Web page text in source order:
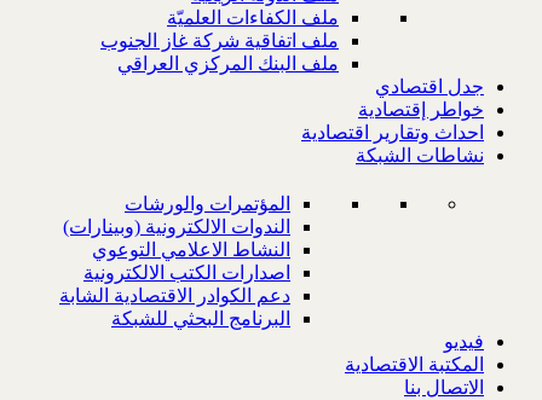
ملف الكفاءات العلميّة
ملف اتفاقية شركة غاز الجنوب
ملف البنك المركزي العراقي
جدل اقتصادي
خواطر إقتصادية
احداث وتقارير اقتصادية
نشاطات الشبكة
المؤتمرات والورشات
الندوات الالكترونية (وبينارات)
النشاط الاعلامي التوعوي
اصدارات الكتب الالكترونية
دعم الكوادر الاقتصادية الشابة
البرنامج البحثي للشبكة
فيديو
المكتبة الاقتصادية
الاتصال بنا